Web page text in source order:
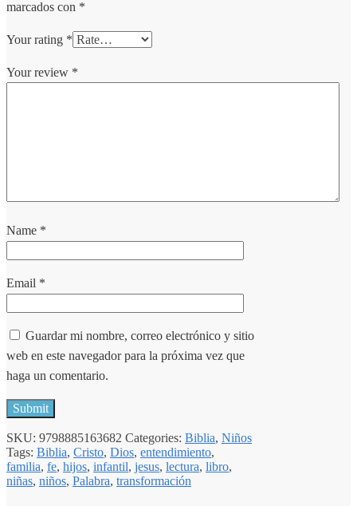
marcados con *
Your rating *
Your review *
Name *
Email *
Guardar mi nombre, correo electrónico y sitio
web en este navegador para la próxima vez que
haga un comentario.
SKU: 9798885163682 Categories: Biblia, Niños
Tags: Biblia, Cristo, Dios, entendimiento,
familia, fe, hijos, infantil, jesus, lectura, libro,
niñas, niños, Palabra, transformación